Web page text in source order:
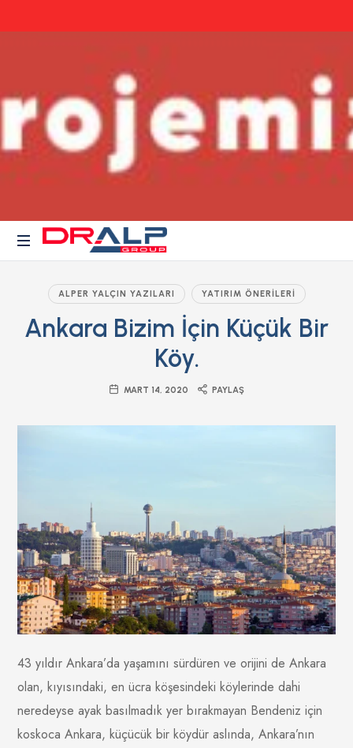
Dr.Alp
ve
Yatırım
ALPER YALÇIN YAZILARI YATIRIM ÖNERILERI
Ankara Bizim İçin Küçük Bir
Köy.
MART 14, 2020 PAYLAŞ
43 yıldır Ankara’da yaşamını sürdüren ve orijini de Ankara
olan, kıyısındaki, en ücra köşesindeki köylerinde dahi
neredeyse ayak basılmadık yer bırakmayan Bendeniz için
koskoca Ankara, küçücük bir köydür aslında, Ankara’nın